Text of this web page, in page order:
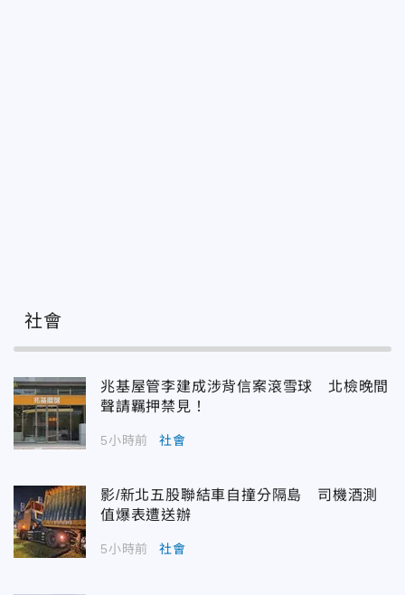
社會
兆基屋管李建成涉背信案滾雪球 北檢晚間
聲請羈押禁見！
5小時前 社會
影/新北五股聯結車自撞分隔島 司機酒測
值爆表遭送辦
5小時前 社會